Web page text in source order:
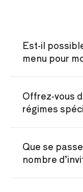
Est-il
menu pour
Offrez-vous
régimes
Que se
nombre